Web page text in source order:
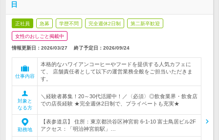
日
正社員 急募 学歴不問 完全週休2日制 第二新卒歓迎
女性のおしごと掲載中
情報更新日：2026/03/27 終了予定日： 2026/09/24
仕事内容
本格的なハワイアンコーヒーやフードを提供する人気カフェに
て、 店舗責任者として以下の運営業務全般をご担当いただきま
す。
対象と
なる方
＼経験者募集！20～30代活躍中！／〈必須〉◎飲食業界・飲食店
での店長経験 ★完全週休2日制で、プライベートも充実★
勤務地
【表参道店】 住所：東京都渋谷区神宮前 6-1-10 富士鳥居ビル2F
アクセス：「明治神宮前駅」…